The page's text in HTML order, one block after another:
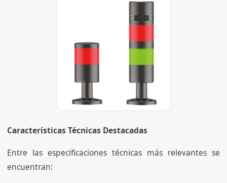
Características Técnicas Destacadas
Entre las especificaciones técnicas más relevantes se
encuentran: